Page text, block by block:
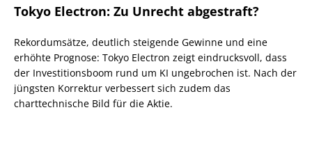
Tokyo Electron: Zu Unrecht abgestraft?
Rekordumsätze, deutlich steigende Gewinne und eine
erhöhte Prognose: Tokyo Electron zeigt eindrucksvoll, dass
der Investitionsboom rund um KI ungebrochen ist. Nach der
jüngsten Korrektur verbessert sich zudem das
charttechnische Bild für die Aktie.